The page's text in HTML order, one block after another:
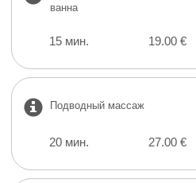
ванна
15 мин. 19.00 €
Подводный массаж
20 мин. 27.00 €